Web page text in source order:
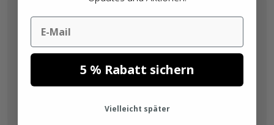
Email
5 % Rabatt sichern
Vielleicht später